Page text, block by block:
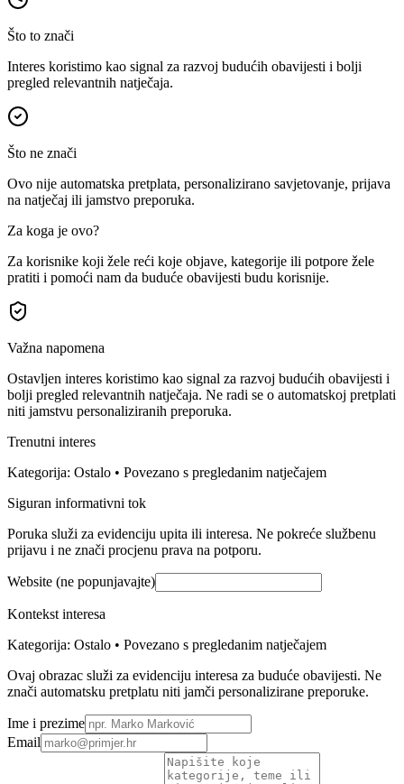
Što to znači
Interes koristimo kao signal za razvoj budućih obavijesti i bolji
pregled relevantnih natječaja.
Što ne znači
Ovo nije automatska pretplata, personalizirano savjetovanje, prijava
na natječaj ili jamstvo preporuka.
Za koga je ovo?
Za korisnike koji žele reći koje objave, kategorije ili potpore žele
pratiti i pomoći nam da buduće obavijesti budu korisnije.
Važna napomena
Ostavljen interes koristimo kao signal za razvoj budućih obavijesti i
bolji pregled relevantnih natječaja. Ne radi se o automatskoj pretplati
niti jamstvu personaliziranih preporuka.
Trenutni interes
Kategorija: Ostalo • Povezano s pregledanim natječajem
Siguran informativni tok
Poruka služi za evidenciju upita ili interesa. Ne pokreće službenu
prijavu i ne znači procjenu prava na potporu.
Website (ne popunjavajte)
Kontekst interesa
Kategorija: Ostalo • Povezano s pregledanim natječajem
Ovaj obrazac služi za evidenciju interesa za buduće obavijesti. Ne
znači automatsku pretplatu niti jamči personalizirane preporuke.
Ime i prezime
Email